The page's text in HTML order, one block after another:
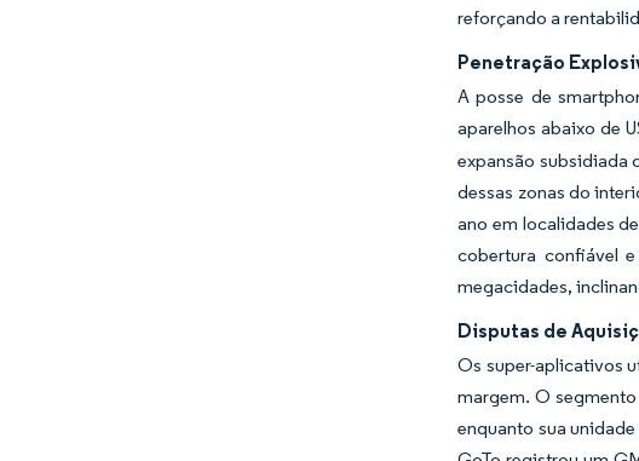
reforçando a
Penetração
A posse de
aparelhos abaixo de
expansão subsidiada
dessas zonas do
ano em localidades
cobertura confiável
megacidades,
Disputas de
Os super-aplicativos
margem. O
enquanto sua